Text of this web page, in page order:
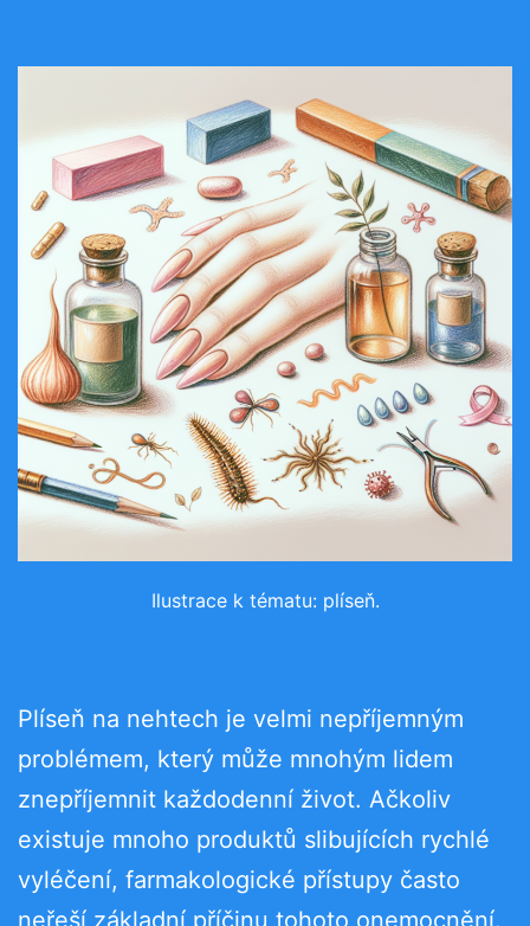
Ilustrace k tématu: plíseň.
Plíseň na nehtech je velmi nepříjemným
problémem, který může mnohým lidem
znepříjemnit každodenní život. Ačkoliv
existuje mnoho produktů slibujících rychlé
vyléčení, farmakologické přístupy často
neřeší základní příčinu tohoto onemocnění.